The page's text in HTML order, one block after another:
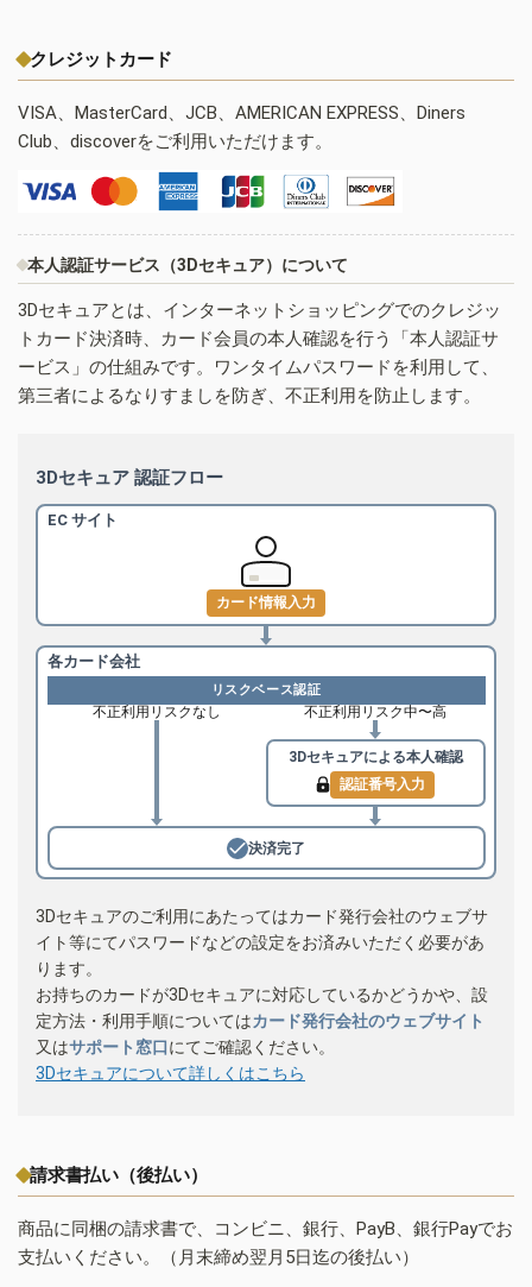
クレジットカード
VISA、MasterCard、JCB、AMERICAN EXPRESS、Diners
Club、discoverをご利用いただけます。
本人認証サービス（3Dセキュア）について
3Dセキュアとは、インターネットショッピングでのクレジッ
トカード決済時、カード会員の本人確認を行う「本人認証サ
ービス」の仕組みです。ワンタイムパスワードを利用して、
第三者によるなりすましを防ぎ、不正利用を防止します。
3Dセキュア 認証フロー
EC サイト
カード情報入力
各カード会社
リスクベース認証
不正利用リスクなし 不正利用リスク中〜高
3Dセキュアによる本人確認
認証番号入力
決済完了
3Dセキュアのご利用にあたってはカード発行会社のウェブサ
イト等にてパスワードなどの設定をお済みいただく必要があ
ります。
お持ちのカードが3Dセキュアに対応しているかどうかや、設
定方法・利用手順についてはカード発行会社のウェブサイト
又はサポート窓口にてご確認ください。
3Dセキュアについて詳しくはこちら
請求書払い（後払い）
商品に同梱の請求書で、コンビニ、銀行、PayB、銀行Payでお
支払いください。（月末締め翌月5日迄の後払い）